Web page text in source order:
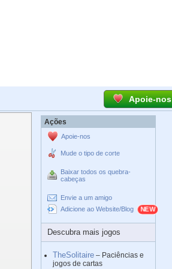
Apoie-nos
Ações
Apoie-nos
Mude o tipo de corte
Baixar todos os quebra-
cabeças
Envie a um amigo
Adicione ao Website/Blog
Descubra mais jogos
TheSolitaire – Paciências e
jogos de cartas